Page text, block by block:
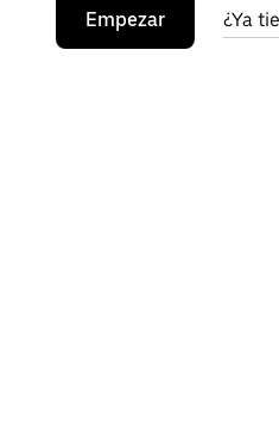
Empezar ¿Ya